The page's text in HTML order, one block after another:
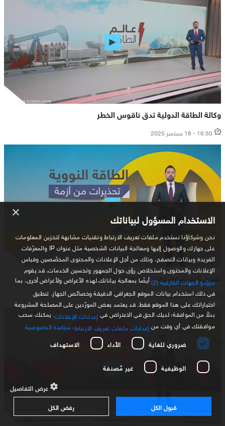
وكالة الطاقة الدولية تدق ناقوس الخطر
16:30 - 18 سبتمبر 2025
نقص اليورانيوم يهدد صناعة الطاقة النووية
16:30 - 11 سبتمبر 2025
× الاستخدام المسؤول لبياناتك
نحن وشركاؤنا نستخدم ملفات تعريف الارتباط وتقنيات مشابهة لتخزين المعلومات
على جهازك والوصول إليها ومعالجة البيانات الشخصية مثل عنوان IP والمعرّفات
الفريدة وبيانات التصفح، وذلك من أجل الإعلانات والمحتوى المخصّصين وقياس
الإعلانات والمحتوى واستخلاص رؤى حول الجمهور وتحسين الخدمات. قد يقوم
مزوّدو الجهات الخارجية (2)
أيضًا بمعالجة بياناتك لهذه الأغراض ولأغراض أخرى، بما
في ذلك استخدام بيانات الموقع الجغرافي الدقيقة وخصائص الجهاز. تنطبق
اختياراتك على هذا الموقع فقط. قد يعتمد بعض المورّدين على المصلحة المشروعة
بدلاً من الموافقة؛ لديك الحق في الاعتراض في إعدادات الإعلانات . يمكنك سحب
موافقتك في أي وقت من إعدادات ملفات تعريف الارتباط سياسة الخصوصية
ضروري للغاية
الأداء الاستهداف
الوظيفية غير مُصنفة
عرض التفاصيل
قبول الكل
رفض الكل